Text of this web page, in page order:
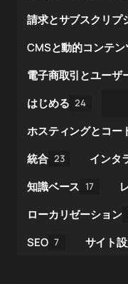
請求とサブスクリプ
CMSと動的コンテン
電子商取引とユーザ
はじめる 24
ホスティングとコー
統合 23 インタ
知識ベース 17
ローカリゼーション
SEO 7 サイト